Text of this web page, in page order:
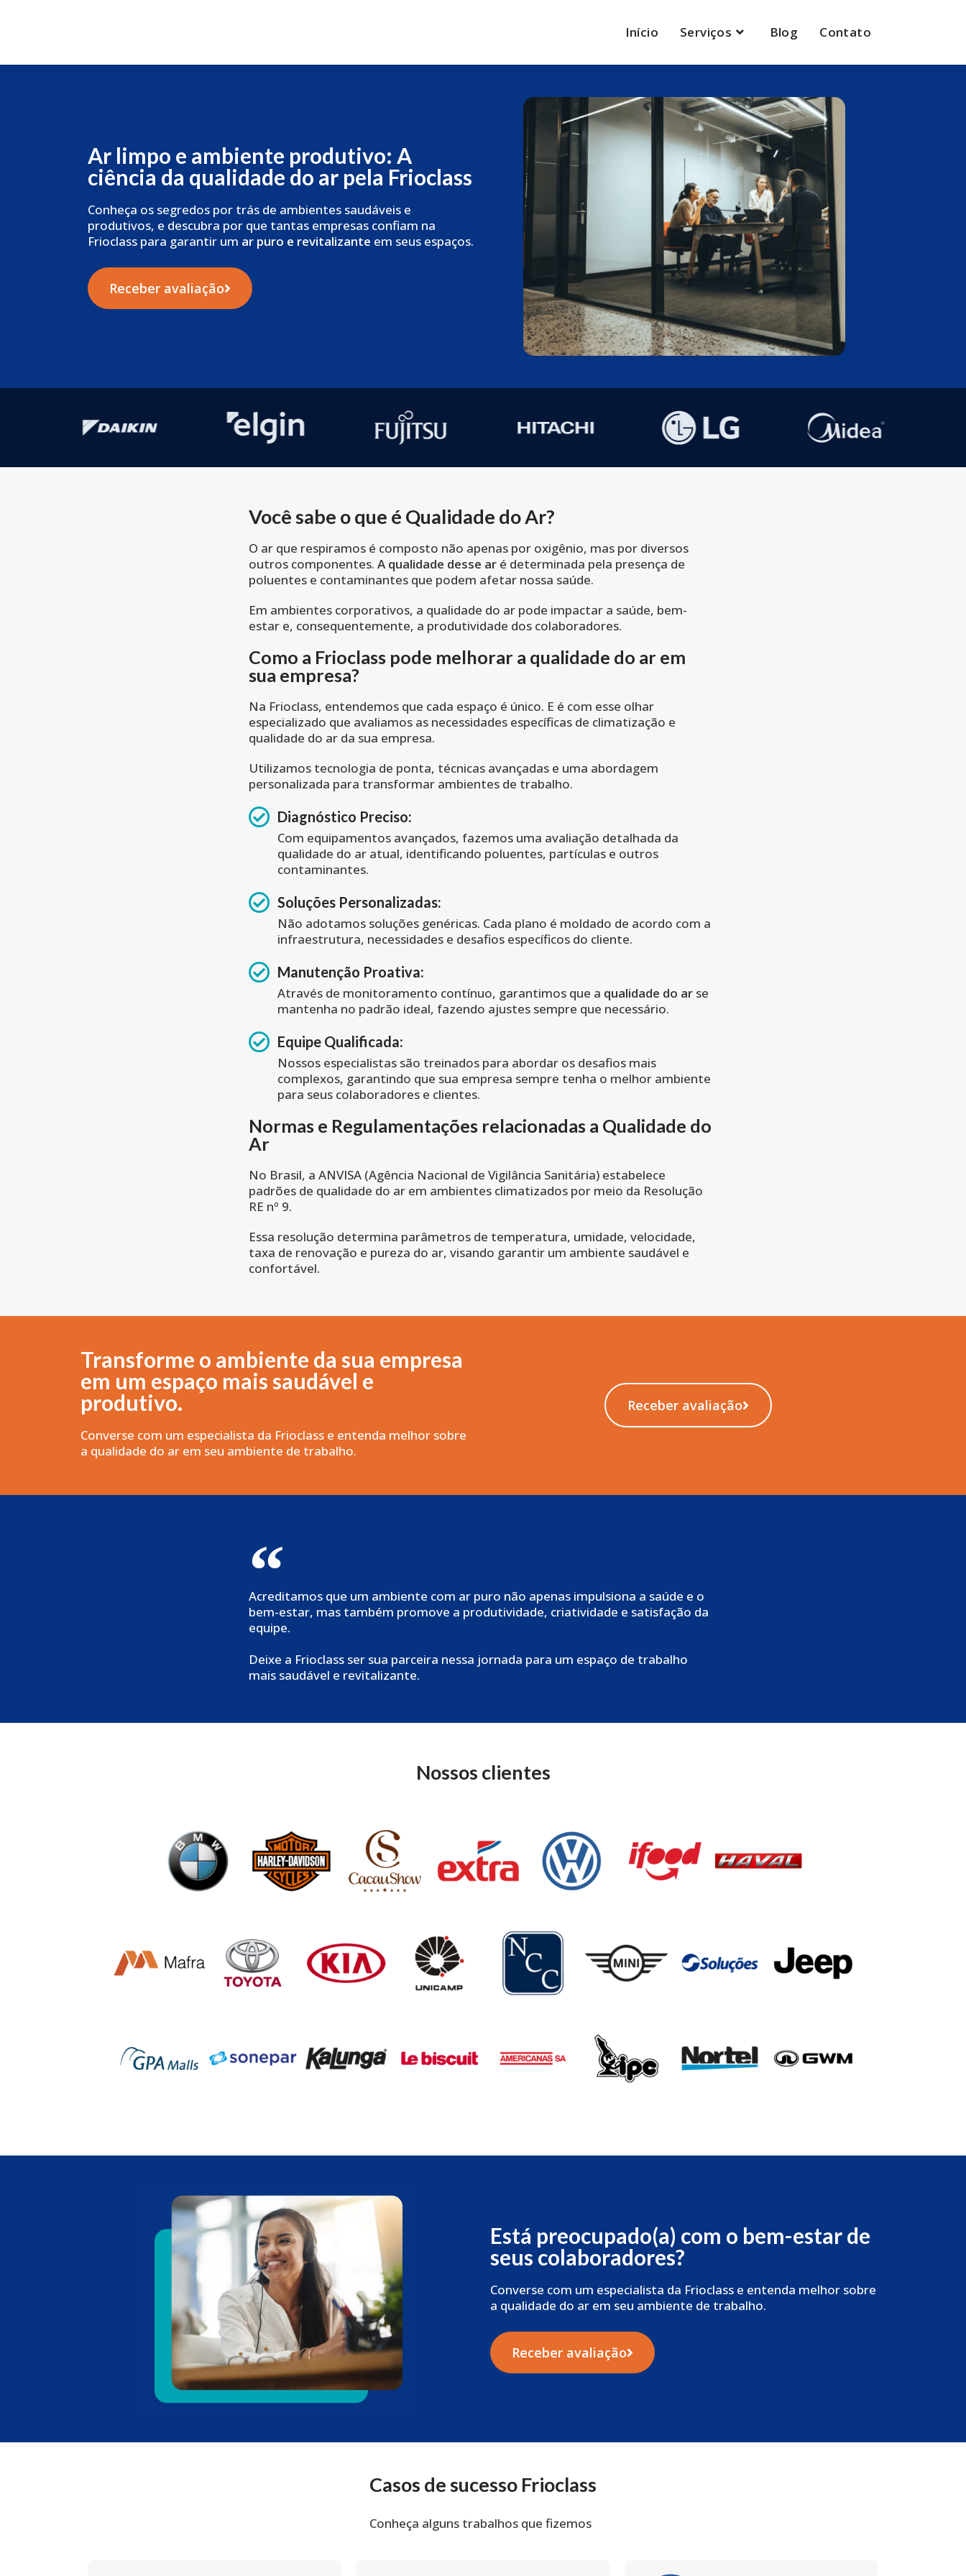
Início Serviços Blog Contato
Ar limpo e ambiente produtivo: A
ciência da qualidade do ar pela Frioclass
Conheça os segredos por trás de ambientes saudáveis e
produtivos, e descubra por que tantas empresas confiam na
Frioclass para garantir um ar puro e revitalizante em seus espaços.
Receber avaliação
Você sabe o que é Qualidade do Ar?
O ar que respiramos é composto não apenas por oxigênio, mas por diversos
outros componentes. A qualidade desse ar é determinada pela presença de
poluentes e contaminantes que podem afetar nossa saúde.
Em ambientes corporativos, a qualidade do ar pode impactar a saúde, bem-
estar e, consequentemente, a produtividade dos colaboradores.
Como a Frioclass pode melhorar a qualidade do ar em
sua empresa?
Na Frioclass, entendemos que cada espaço é único. E é com esse olhar
especializado que avaliamos as necessidades específicas de climatização e
qualidade do ar da sua empresa.
Utilizamos tecnologia de ponta, técnicas avançadas e uma abordagem
personalizada para transformar ambientes de trabalho.
Diagnóstico Preciso:
Com equipamentos avançados, fazemos uma avaliação detalhada da
qualidade do ar atual, identificando poluentes, partículas e outros
contaminantes.
Soluções Personalizadas:
Não adotamos soluções genéricas. Cada plano é moldado de acordo com a
infraestrutura, necessidades e desafios específicos do cliente.
Manutenção Proativa:
Através de monitoramento contínuo, garantimos que a qualidade do ar se
mantenha no padrão ideal, fazendo ajustes sempre que necessário.
Equipe Qualificada:
Nossos especialistas são treinados para abordar os desafios mais
complexos, garantindo que sua empresa sempre tenha o melhor ambiente
para seus colaboradores e clientes.
Normas e Regulamentações relacionadas a Qualidade do
Ar
No Brasil, a ANVISA (Agência Nacional de Vigilância Sanitária) estabelece
padrões de qualidade do ar em ambientes climatizados por meio da Resolução
RE nº 9.
Essa resolução determina parâmetros de temperatura, umidade, velocidade,
taxa de renovação e pureza do ar, visando garantir um ambiente saudável e
confortável.
Transforme o ambiente da sua empresa
em um espaço mais saudável e
produtivo.
Converse com um especialista da Frioclass e entenda melhor sobre
a qualidade do ar em seu ambiente de trabalho.
Receber avaliação
Acreditamos que um ambiente com ar puro não apenas impulsiona a saúde e o
bem-estar, mas também promove a produtividade, criatividade e satisfação da
equipe.
Deixe a Frioclass ser sua parceira nessa jornada para um espaço de trabalho
mais saudável e revitalizante.
Nossos clientes
Está preocupado(a) com o bem-estar de
seus colaboradores?
Converse com um especialista da Frioclass e entenda melhor sobre
a qualidade do ar em seu ambiente de trabalho.
Receber avaliação
Casos de sucesso Frioclass
Conheça alguns trabalhos que fizemos